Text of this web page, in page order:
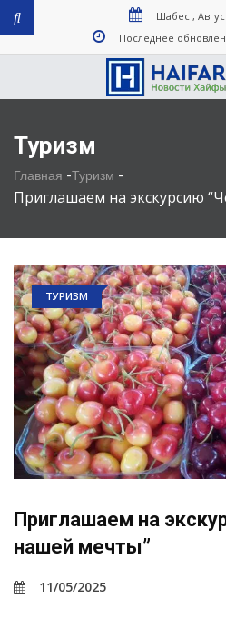
Шабес ,
Последнее
Туризм
Главная -Туризм -
Приглашаем на экскурсию
ТУРИЗМ
Приглашаем на
нашей мечты”
11/05/2025